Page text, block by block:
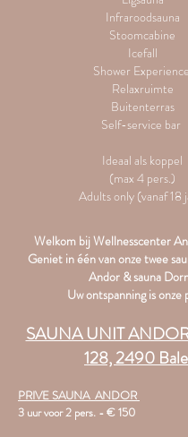
Infraroodsauna
Stoomcabine
Icefall
Shower Experience
Relaxruimte
Buitenterras
Self-service bar
Ideaal als koppel
(max 4 pers.)
Adults only (vanaf 18
Welkom bij Wellnesscenter
Geniet in één van onze twee
Andor & sauna
Uw ontspanning is onze
SAUNA UNIT
128, 2490
PRIVE SAUNA ANDOR
3 uur voor 2 pers. - € 150